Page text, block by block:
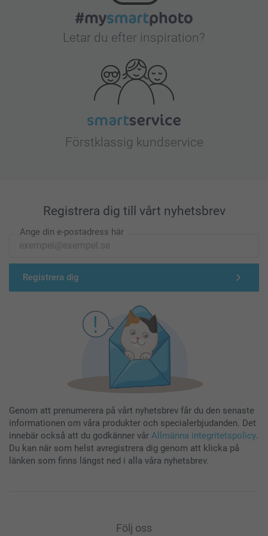
Letar du efter inspiration?
Förstklassig kundservice
Registrera dig till vårt nyhetsbrev
Ange din e-postadress här
Registrera dig
Genom att prenumerera på vårt nyhetsbrev får du den senaste
informationen om våra produkter och specialerbjudanden. Det
innebär också att du godkänner vår Allmänna integritetspolicy.
Du kan när som helst avregistrera dig genom att klicka på
länken som finns längst ned i alla våra nyhetsbrev.
Följ oss